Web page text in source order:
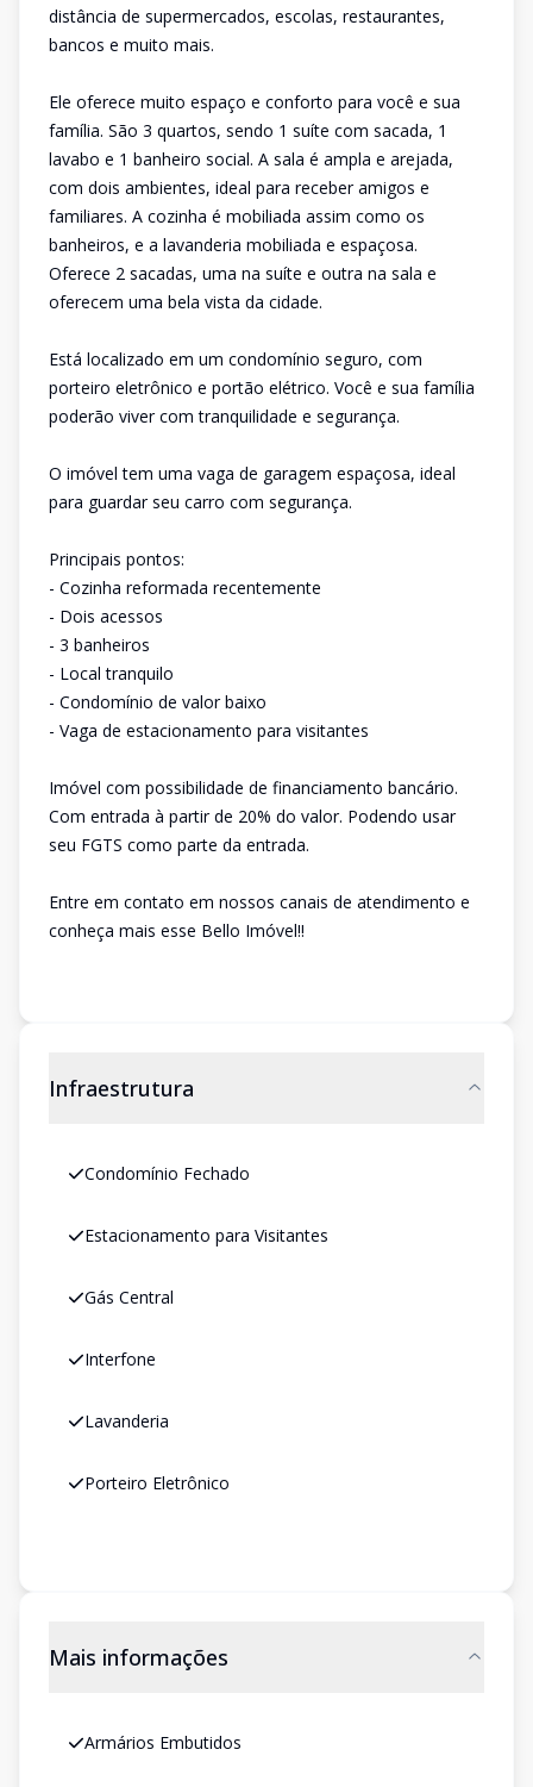
distância de supermercados, escolas, restaurantes,
bancos e muito mais.
Ele oferece muito espaço e conforto para você e sua
família. São 3 quartos, sendo 1 suíte com sacada, 1
lavabo e 1 banheiro social. A sala é ampla e arejada,
com dois ambientes, ideal para receber amigos e
familiares. A cozinha é mobiliada assim como os
banheiros, e a lavanderia mobiliada e espaçosa.
Oferece 2 sacadas, uma na suíte e outra na sala e
oferecem uma bela vista da cidade.
Está localizado em um condomínio seguro, com
porteiro eletrônico e portão elétrico. Você e sua família
poderão viver com tranquilidade e segurança.
O imóvel tem uma vaga de garagem espaçosa, ideal
para guardar seu carro com segurança.
Principais pontos:
- Cozinha reformada recentemente
- Dois acessos
- 3 banheiros
- Local tranquilo
- Condomínio de valor baixo
- Vaga de estacionamento para visitantes
Imóvel com possibilidade de financiamento bancário.
Com entrada à partir de 20% do valor. Podendo usar
seu FGTS como parte da entrada.
Entre em contato em nossos canais de atendimento e
conheça mais esse Bello Imóvel!!
Infraestrutura
Condomínio Fechado
Estacionamento para Visitantes
Gás Central
Interfone
Lavanderia
Porteiro Eletrônico
Mais informações
Armários Embutidos